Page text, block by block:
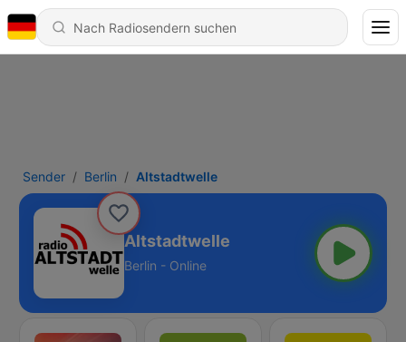
Sender Berlin Altstadtwelle
Altstadtwelle
Berlin - Online